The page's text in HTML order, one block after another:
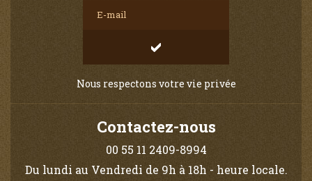
Nous respectons votre vie privée
Contactez-nous
00 55 11 2409-8994
Du lundi au Vendredi de 9h à 18h - heure locale.